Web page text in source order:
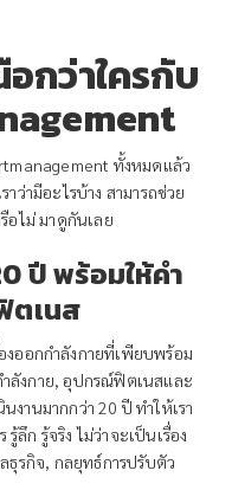
กว่าใครกับ
ทั้งหมดแล้ว
ว่ามีอะไรบ้าง สามารถช่วย
อไม่ มาดูกันเลย
ปี พร้อมให้คำ
ตเนส
ออกกำลังกายที่เพียบพร้อม
ลังกาย, อุปกรณ์ฟิตเนสและ
งานมากกว่า 20 ปี ทำให้เรา
ก รู้จริง ไม่ว่าจะเป็นเรื่อง
ธุรกิจ, กลยุทธ์การปรับตัว